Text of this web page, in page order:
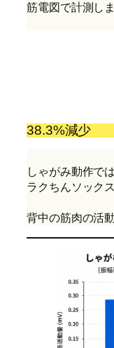
筋電図で計測しま
38.3%減少
しゃがみ動作では
ラクちんソック
背中の筋肉の活